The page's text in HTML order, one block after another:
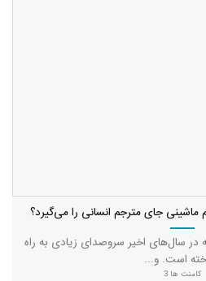
ماشینی جای مترجم انسانی را می‌گیرد؟
سال‌های اخیر سروصدای زیادی به راه
است. و...
کامنت ها 3